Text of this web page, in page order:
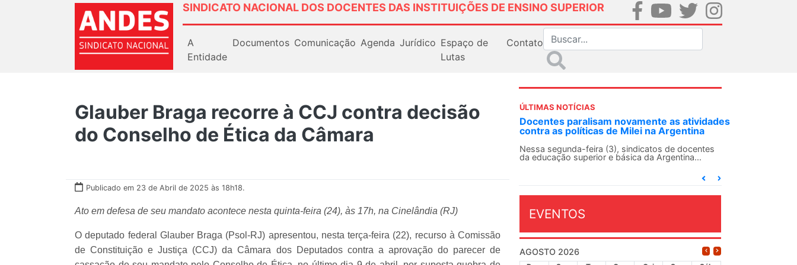
SINDICATO NACIONAL DOS DOCENTES DAS INSTITUIÇÕES DE ENSINO SUPERIOR
A
Entidade
Documentos Comunicação Agenda Jurídico Espaço de
Lutas
Contato
Glauber Braga recorre à CCJ contra decisão
do Conselho de Ética da Câmara
Publicado em 23 de Abril de 2025 às 18h18.
Ato em defesa de seu mandato acontece nesta quinta-feira (24), às 17h, na Cinelândia (RJ)
O deputado federal Glauber Braga (Psol-RJ) apresentou, nesta terça-feira (22), recurso à Comissão
de Constituição e Justiça (CCJ) da Câmara dos Deputados contra a aprovação do parecer de
ÚLTIMAS NOTÍCIAS
ANDES-SN convoca docentes para Dia de
Solidariedade Internacionalista com Cuba em
13 de agosto
O ANDES-SN conclama suas seções sindicais e o
EVENTOS